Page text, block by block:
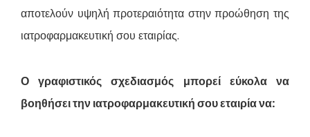
αποτελούν υψηλή προτεραιότητα στην προώθηση της
ιατροφαρμακευτική σου εταιρίας.
Ο γραφιστικός σχεδιασμός μπορεί εύκολα να
βοηθήσει την ιατροφαρμακευτική σου εταιρία να: